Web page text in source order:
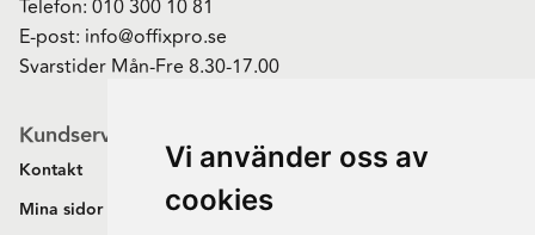
Vi använder oss av
cookies
Telefon: 010 300 10 81
E-post: info@offixpro.se
Svarstider Mån-Fre 8.30-17.00
Kundservice
Kontakt
Mina sidor